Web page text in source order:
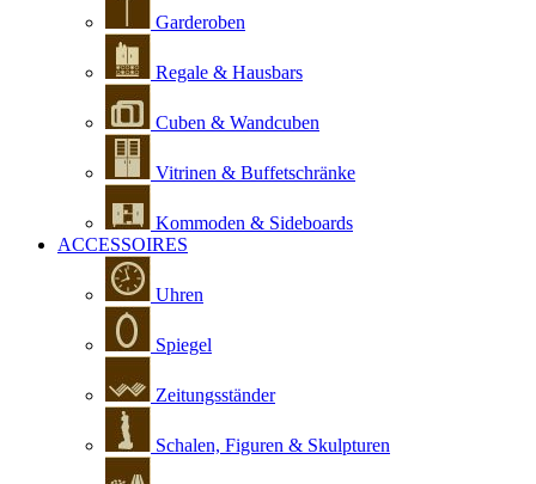
Garderoben
Regale & Hausbars
Cuben & Wandcuben
Vitrinen & Buffetschränke
Kommoden & Sideboards
ACCESSOIRES
Uhren
Spiegel
Zeitungsständer
Schalen, Figuren & Skulpturen